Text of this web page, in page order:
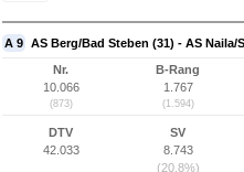
A 9 AS Berg/Bad Steben (31) - AS Naila/
Nr.
10.066
(873)
B-Rang
1.767
(1.594)
DTV
42.033
SV
8.743
(20,8%)